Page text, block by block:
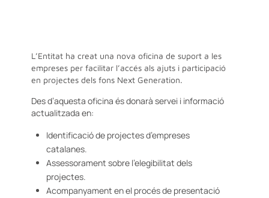
L’Entitat ha creat una nova oficina de suport a les
empreses per facilitar l’accés als ajuts i participació
en projectes dels fons Next Generation.
Des d’aquesta oficina és donarà servei i informació
actualitzada en:
Identificació de projectes d’empreses
catalanes.
Assessorament sobre l’elegibilitat dels
projectes.
Acompanyament en el procés de presentació